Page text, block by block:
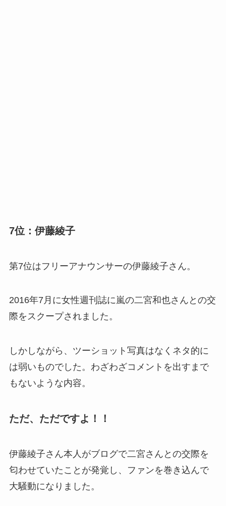
7位：伊藤綾子
第7位はフリーアナウンサーの伊藤綾子さん。
2016年7月に女性週刊誌に嵐の二宮和也さんとの交
際をスクープされました。
しかしながら、ツーショット写真はなくネタ的に
は弱いものでした。わざわざコメントを出すまで
もないような内容。
ただ、ただですよ！！
伊藤綾子さん本人がブログで二宮さんとの交際を
匂わせていたことが発覚し、ファンを巻き込んで
大騒動になりました。